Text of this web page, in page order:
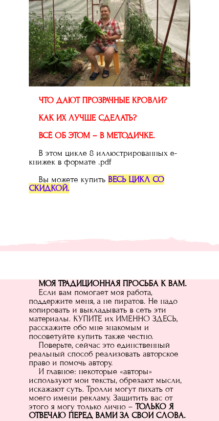
ЧТО ДАЮТ ПРОЗРАЧНЫЕ КРОВЛИ?
КАК ИХ ЛУЧШЕ СДЕЛАТЬ?
ВСЁ ОБ ЭТОМ – В МЕТОДИЧКЕ.
В этом цикле 8 иллюстрированных е-
книжек в формате .pdf
Вы можете купить ВЕСЬ ЦИКЛ СО
СКИДКОЙ.
МОЯ ТРАДИЦИОННАЯ ПРОСЬБА К ВАМ.
Если вам помогает моя работа,
поддержите меня, а не пиратов. Не надо
копировать и выкладывать в сеть эти
материалы. КУПИТЕ их ИМЕННО ЗДЕСЬ,
расскажите обо мне знакомым и
посоветуйте купить также честно.
Поверьте, сейчас это единственный
реальный способ реализовать авторское
право и помочь автору.
И главное: некоторые «авторы»
используют мои тексты, обрезают мысли,
искажают суть. Тролли могут пихать от
моего имени рекламу. Защитить вас от
этого я могу только лично – ТОЛЬКО Я
ОТВЕЧАЮ ПЕРЕД ВАМИ ЗА СВОИ СЛОВА.